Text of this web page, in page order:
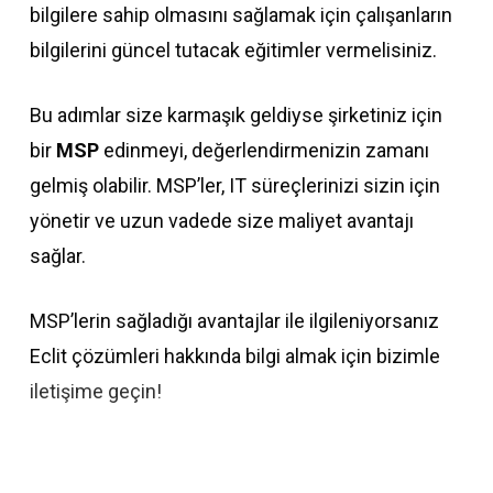
bilgilere sahip olmasını sağlamak için çalışanların
bilgilerini güncel tutacak eğitimler vermelisiniz.
Bu adımlar size karmaşık geldiyse şirketiniz için
bir MSPedinmeyi, değerlendirmenizin zamanı
gelmiş olabilir. MSP’ler, IT süreçlerinizi sizin için
yönetir ve uzun vadede size maliyet avantajı
sağlar.
MSP’lerin sağladığı avantajlar ile ilgileniyorsanız
Eclit çözümleri hakkında bilgi almak için bizimle
iletişime geçin!